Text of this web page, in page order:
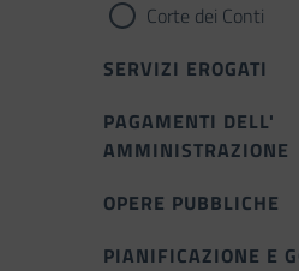
Corte dei Conti
SERVIZI EROGATI
PAGAMENTI DELL'
AMMINISTRAZIONE
OPERE PUBBLICHE
PIANIFICAZIONE E